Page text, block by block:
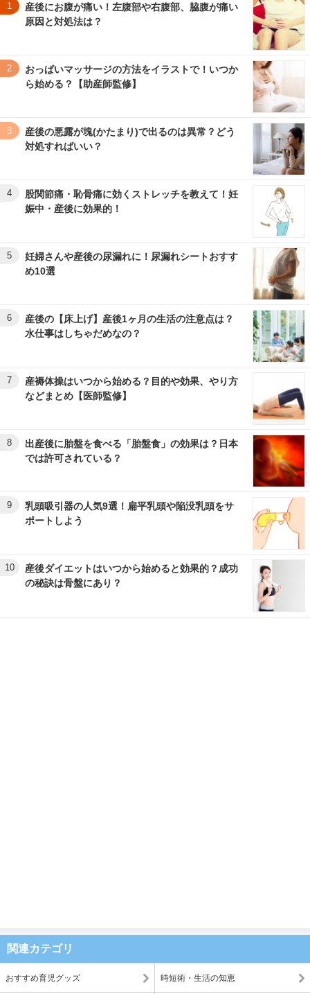
1
産後にお腹が痛い！左腹部や右腹部、脇腹が痛い
原因と対処法は？
2
おっぱいマッサージの方法をイラストで！いつか
ら始める？【助産師監修】
3
産後の悪露が塊(かたまり)で出るのは異常？どう
対処すればいい？
4
股関節痛・恥骨痛に効くストレッチを教えて！妊
娠中・産後に効果的！
5
妊婦さんや産後の尿漏れに！尿漏れシートおすす
め10選
6
産後の【床上げ】産後1ヶ月の生活の注意点は？
水仕事はしちゃだめなの？
7
産褥体操はいつから始める？目的や効果、やり方
などまとめ【医師監修】
8
出産後に胎盤を食べる「胎盤食」の効果は？日本
では許可されている？
9
乳頭吸引器の人気9選！扁平乳頭や陥没乳頭をサ
ポートしよう
10
産後ダイエットはいつから始めると効果的？成功
の秘訣は骨盤にあり？
関連カテゴリ
おすすめ育児グッズ 時短術・生活の知恵